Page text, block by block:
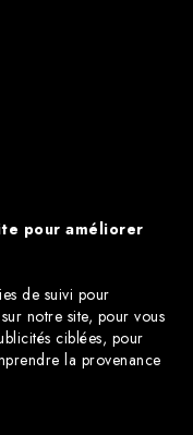
pour améliorer
de suivi pour
notre site, pour vous
ciblées, pour
la provenance